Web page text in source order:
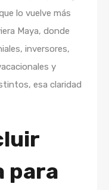
lo vuelve más
Maya, donde
inversores,
y
esa claridad
para